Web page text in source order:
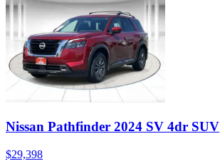
Nissan Pathfinder 2024 SV 4dr SUV
$29,398